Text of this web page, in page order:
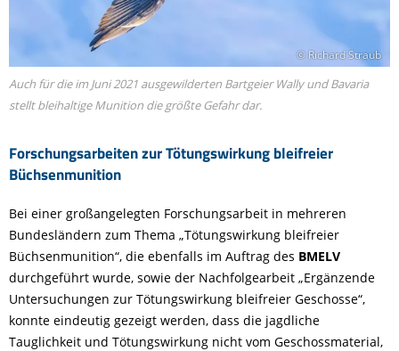
Forschungsarbeiten zur Tötungswirkung bleifreier
Büchsenmunition
© Richard Straub
Auch für die im Juni 2021 ausgewilderten Bartgeier Wally und Bavaria
stellt bleihaltige Munition die größte Gefahr dar.
Bei einer großangelegten Forschungsarbeit in mehreren
Bundesländern zum Thema „Tötungswirkung bleifreier
Büchsenmunition“, die ebenfalls im Auftrag des BMELV
durchgeführt wurde, sowie der Nachfolgearbeit „Ergänzende
Untersuchungen zur Tötungswirkung bleifreier Geschosse“,
konnte eindeutig gezeigt werden, dass die jagdliche
Tauglichkeit und Tötungswirkung nicht vom Geschossmaterial,